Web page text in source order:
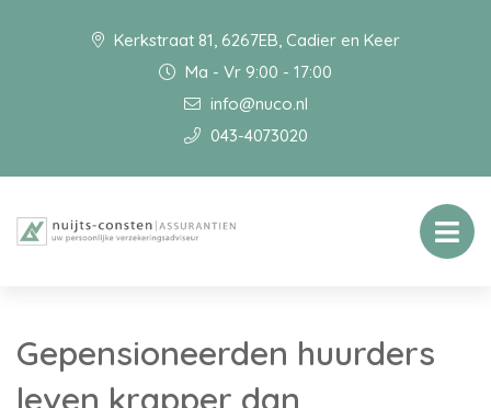
Kerkstraat 81, 6267EB, Cadier en Keer
Ma - Vr 9:00 - 17:00
info@nuco.nl
043-4073020
Gepensioneerden huurders
leven krapper dan